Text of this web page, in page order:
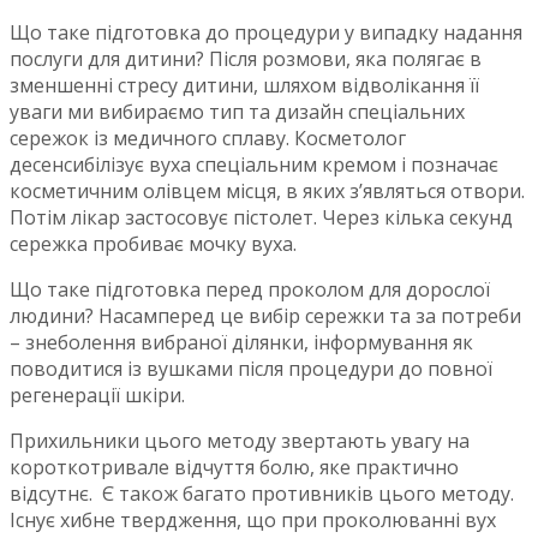
Що таке підготовка до процедури у випадку надання
послуги для дитини? Після розмови, яка полягає в
зменшенні стресу дитини, шляхом відволікання її
уваги ми вибираємо тип та дизайн спеціальних
сережок із медичного сплаву. Косметолог
десенсибілізує вуха спеціальним кремом і позначає
косметичним олівцем місця, в яких з’являться отвори.
Потім лікар застосовує пістолет. Через кілька секунд
сережка пробиває мочку вуха.
Що таке підготовка перед проколом для дорослої
людини? Насамперед це вибір сережки та за потреби
– знеболення вибраної ділянки, інформування як
поводитися із вушками після процедури до повної
регенерації шкіри.
Прихильники цього методу звертають увагу на
короткотривале відчуття болю, яке практично
відсутнє. Є також багато противників цього методу.
Існує хибне твердження, що при проколюванні вух